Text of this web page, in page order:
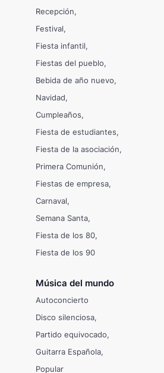
Recepción
Festival
Fiesta infantil
Fiestas del pueblo
Bebida de año nuevo
Navidad
Cumpleaños
Fiesta de estudiantes
Fiesta de la asociación
Primera Comunión
Fiestas de empresa
Carnaval
Semana Santa
Fiesta de los 80
Fiesta de los 90
Música del mundo
Autoconcierto
Disco silenciosa
Partido equivocado
Guitarra Española
Popular